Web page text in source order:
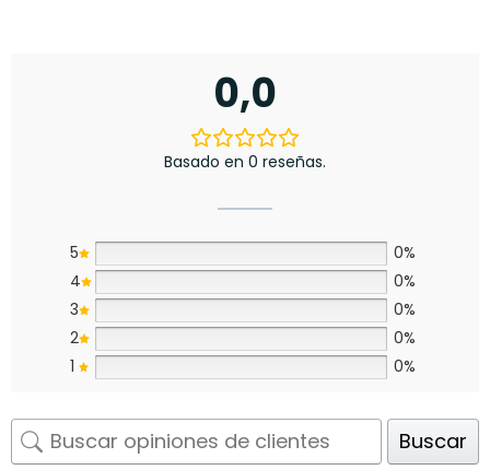
0,0
Basado en 0 reseñas.
5
0%
4
0%
3
0%
2
0%
1
0%
Buscar